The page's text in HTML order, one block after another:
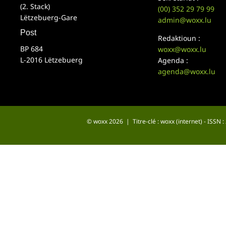
(2. Stack)
Lëtzebuerg-Gare
Post
BP 684
L-2016 Lëtzebuerg
(00)352 29 79 99
admin@woxx.lu
Redaktioun :
woxx@woxx.lu
Agenda :
agenda@woxx.lu
© woxx 2026 | Titre-clé : woxx (internet) -